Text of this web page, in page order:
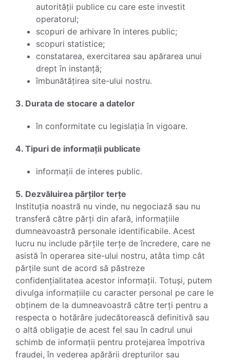
autorității publice cu care este investit
operatorul;
scopuri de arhivare în interes public;
scopuri statistice;
constatarea, exercitarea sau apărarea unui
drept în instanță;
îmbunătățirea site-ului nostru.
3. Durata de stocare a datelor
în conformitate cu legislația în vigoare.
4. Tipuri de informații publicate
informații de interes public.
5. Dezvăluirea părților terțe
Instituția noastră nu vinde, nu negociază sau nu
transferă către părți din afară, informațiile
dumneavoastră personale identificabile. Acest
lucru nu include părțile terțe de încredere, care ne
asistă în operarea site-ului nostru, atâta timp cât
părțile sunt de acord să păstreze
confidențialitatea acestor informații. Totuși, putem
divulga informațiile cu caracter personal pe care le
obținem de la dumneavoastră către terți pentru a
respecta o hotărâre judecătorească definitivă sau
o altă obligație de acest fel sau în cadrul unui
schimb de informații pentru protejarea împotriva
fraudei, în vederea apărării drepturilor sau